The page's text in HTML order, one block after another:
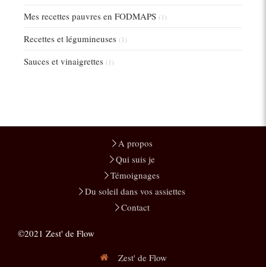
Mes recettes pauvres en FODMAPS (1)
Recettes et légumineuses (1)
Sauces et vinaigrettes (1)
A propos
Qui suis je
Témoignages
Du soleil dans vos assiettes
Contact
©2021 Zest' de Flow
Zest' de Flow